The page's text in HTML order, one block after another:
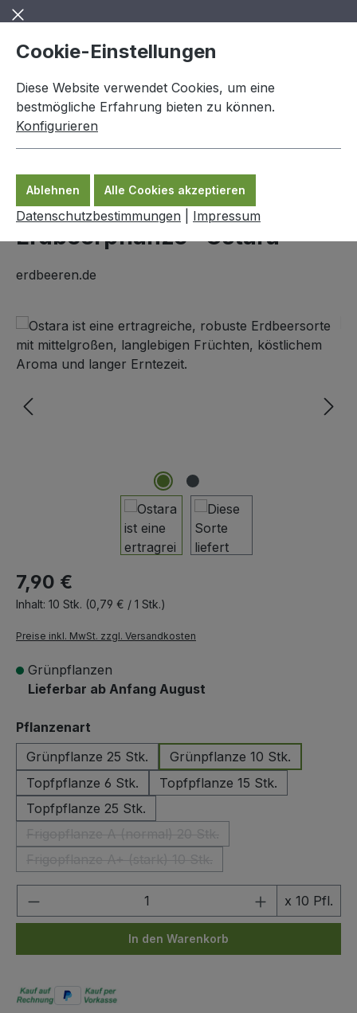
Zum Hauptinhalt springen
0,00 €
Erdbeerpflanzen
Erdbeerpflanze "Ostara"
erdbeeren.de
Bildergalerie überspringen
7,90 €
Inhalt: 10 Stk. (0,79 € / 1 Stk.)
Preise inkl. MwSt. zzgl. Versandkosten
Grünpflanzen
Lieferbar ab Anfang August
Pflanzenart
Grünpflanze 25 Stk.
Grünpflanze 10 Stk.
Topfpflanze 6 Stk.
Topfpflanze 15 Stk.
Topfpflanze 25 Stk.
Produkt Anzahl: Gib den x 10 Pfl.
In den Warenkorb
Cookie-Einstellungen
Diese Website verwendet Cookies, um eine
bestmögliche Erfahrung bieten zu können.
Konfigurieren
Ablehnen Alle Cookies akzeptieren
Datenschutzbestimmungen Impressum